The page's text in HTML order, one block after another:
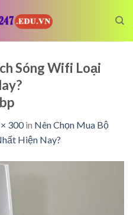
Sóng Wifi Loại
300in Nên Chọn Mua Bộ
Hiện Nay?